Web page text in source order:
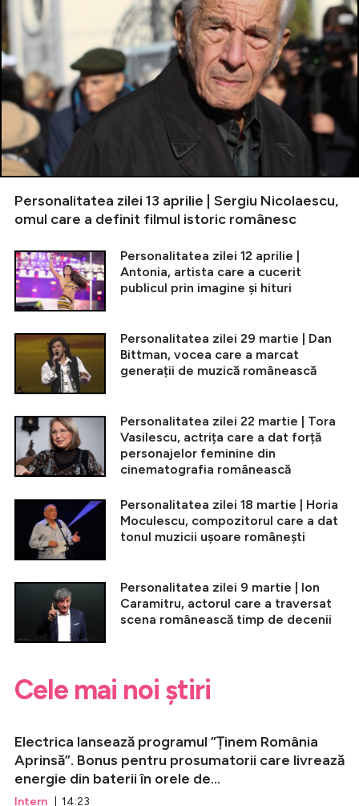
Personalitatea zilei 13 aprilie | Sergiu Nicolaescu,
omul care a definit filmul istoric românesc
Personalitatea zilei 12 aprilie |
Antonia, artista care a cucerit
publicul prin imagine și hituri
Personalitatea zilei 29 martie | Dan
Bittman, vocea care a marcat
generații de muzică românească
Personalitatea zilei 22 martie | Tora
Vasilescu, actrița care a dat forță
personajelor feminine din
cinematografia românească
Personalitatea zilei 18 martie | Horia
Moculescu, compozitorul care a dat
tonul muzicii ușoare românești
Personalitatea zilei 9 martie | Ion
Caramitru, actorul care a traversat
scena românească timp de decenii
Cele mai noi știri
Electrica lansează programul ”Ținem România
Aprinsă”. Bonus pentru prosumatorii care livrează
energie din baterii în orele de...
Intern | 14:23